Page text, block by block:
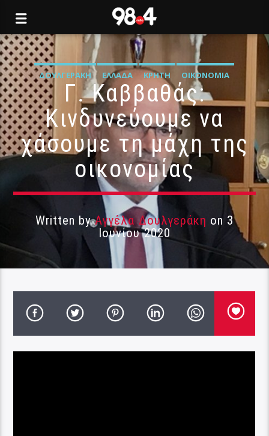
ΔΟΥΛΓΕΡΆΚΗ ΕΛΛΆΔΑ ΚΡΉΤΗ ΟΙΚΟΝΟΜΊΑ
Γ. Καββαθάς:
Κινδυνεύουμε να
χάσουμε τη μάχη της
οικονομίας
Written byΑγγέλα Δουλγεράκη on 3
Ιουνίου 2020